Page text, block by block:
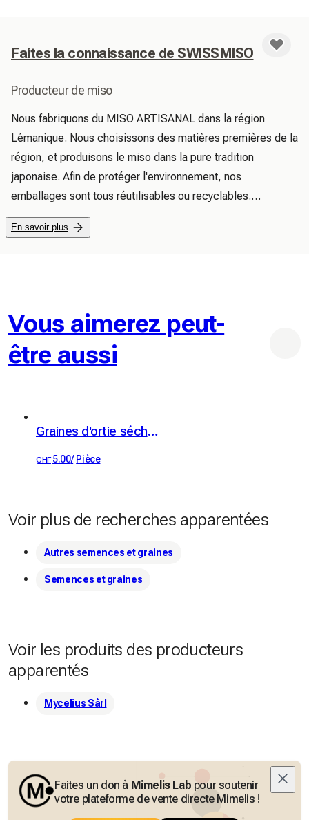
Faites la connaissance de SWISSMISO
Producteur de miso
Nous fabriquons du MISO ARTISANAL dans la région
Lémanique. Nous choisissons des matières premières de la
région, et produisons le miso dans la pure tradition
japonaise. Afin de protéger l'environnement, nos
emballages sont tous réutilisables ou recyclables.
Nos produits :
◆Pâte de miso : ingrédient idéal pour cuisiner, faire des
En savoir plus
Vous aimerez peut-
être aussi
Graines d'ortie séchées (20g)
CHF 5.00/ Pièce
Voir plus de recherches apparentées
Autres semences et graines
Semences et graines
Voir les produits des producteurs
apparentés
Mycelius Sàrl
Faites un don à Mimelis Lab pour soutenir
votre plateforme de vente directe Mimelis !